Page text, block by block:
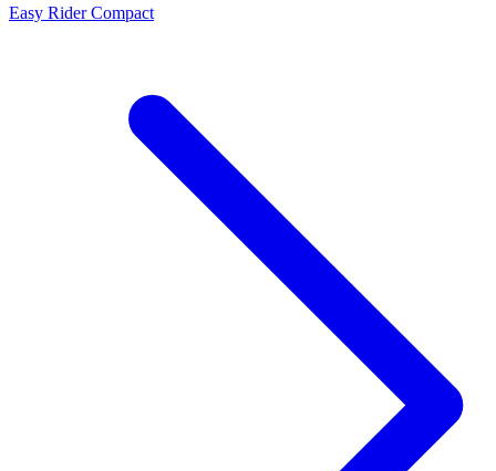
Easy Rider Compact